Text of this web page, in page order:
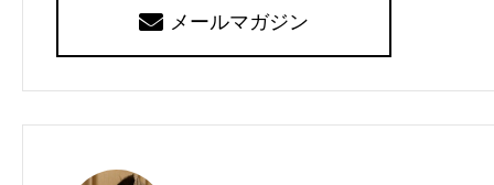
メールマガジン